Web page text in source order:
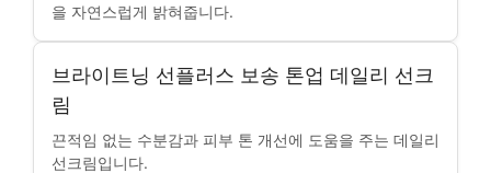
을 자연스럽게 밝혀줍니다.
브라이트닝 선플러스 보송 톤업 데일리 선크
림
끈적임 없는 수분감과 피부 톤 개선에 도움을 주는 데일리
선크림입니다.